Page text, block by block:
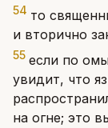
54 то
и вторично
55 если по
увидит, что
на огне; это